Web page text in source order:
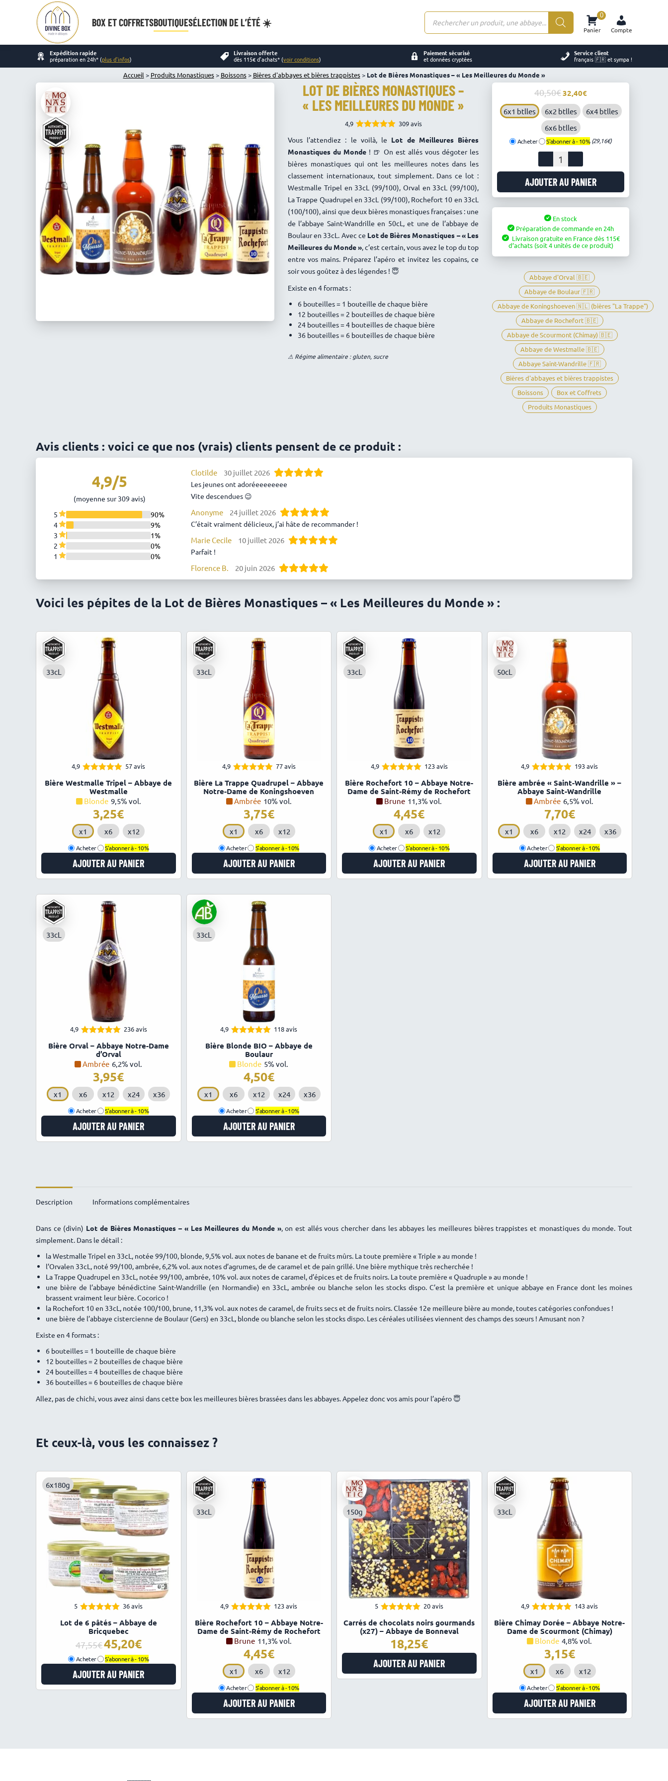
BOX ET COFFRETSBOUTIQUESÉLECTION DE L’ÉTÉ ☀️ Recherche
produits
Panier
0
Compte
Expédition rapide
préparation en 24h* (plus d'infos)
Livraison offerte
dès 115€ d'achats* (voir conditions)
Paiement sécurisé
et données cryptées
Service client
français 🇫🇷 et sympa !
Accueil > Produits Monastiques> Boissons> Bières d'abbayes et bières trappistes> Lot de Bières Monastiques – « Les Meilleures du Monde »
LOT DE BIÈRES MONASTIQUES –
« LES MEILLEURES DU MONDE »
4,9
Note 4.89
sur 5
309 avis
Vous l’attendiez : le voilà, le Lot de Meilleures Bières
Monastiques du Monde ! 🍺 On est allés vous dégoter les
bières monastiques qui ont les meilleures notes dans les
classement internationaux, tout simplement. Dans ce lot :
Westmalle Tripel en 33cL (99/100), Orval en 33cL (99/100),
La Trappe Quadrupel en 33cL (99/100), Rochefort 10 en 33cL
(100/100), ainsi que deux bières monastiques françaises : une
de l’abbaye Saint-Wandrille en 50cL, et une de l’abbaye de
Boulaur en 33cL. Avec ce Lot de Bières Monastiques – « Les
Meilleures du Monde », c’est certain, vous avez le top du top
entre vos mains. Préparez l’apéro et invitez les copains, ce
soir vous goûtez à des légendes ! 😇
Existe en 4 formats :
6 bouteilles = 1 bouteille de chaque bière
12 bouteilles = 2 bouteilles de chaque bière
24 bouteilles = 4 bouteilles de chaque bière
36 bouteilles = 6 bouteilles de chaque bière
⚠ Régime alimentaire : gluten, sucre
40,50€Le
prix
initial
était :
40,50€.
32,40€
prix
actuel
6x1 btlles 6x2 btlles
6x4 btlles
6x6 btlles
Acheter S'abonner à -10% (29,16€)
quantité
de
Lot
de
Bières
Monastiques
-
"Les
Meilleures
du
AJOUTER AU PANIER
En stock
Préparation de commande en 24h
Livraison gratuite en Francedès 115€
d’achats (soit 4 unités de ce produit)
Abbaye d'Orval 🇧🇪
Abbaye de Boulaur 🇫🇷
Abbaye de Koningshoeven 🇳🇱 (bières "La Trappe")
Abbaye de Rochefort 🇧🇪
Abbaye de Scourmont (Chimay) 🇧🇪
Abbaye de Westmalle 🇧🇪
Abbaye Saint-Wandrille 🇫🇷
Bières d'abbayes et bières trappistes
Boissons
Box et Coffrets
Produits Monastiques
Avis clients : voici ce que nos (vrais) clients pensent de ce produit :
4,9/5
(moyenne sur 309 avis)
5
90%
4
9%
3
1%
2
0%
1
0%
Clotilde 30 juillet 2026
Les jeunes ont adoréeeeeeeee
Vite descendues 😉
Anonyme 24 juillet 2026
C’était vraiment délicieux, j’ai hâte de recommander !
Marie Cecile 10 juillet 2026
Parfait !
Florence B. 20 juin 2026
Très bonnes bières
Florence Mailly
Un délice !
Très bien
caroline B. 29 mai 2026
Bières délicieuses 🤤
Charles-Albert Lathion
Excellent produits
Christophe Bosselut 18 avril 2026
Toutes excellentes!Et le petit livret est un piège pour nous donner envie d obtenir celles qui ne sont pas dans ce lot…
12 avril 2026
Voici les pépites de la Lot de Bières Monastiques – « Les Meilleures du Monde » :
33cL
4,9
Note 4.89
sur 5
57 avis
Bière Westmalle Tripel – Abbaye de
Westmalle
Blonde 9,5% vol.
3,25€
x1 x6 x12
Acheter S'abonner à -10%
AJOUTER AU PANIER
33cL
4,9
4.88
sur 5
77 avis
Bière La Trappe Quadrupel – Abbaye
Notre-Dame de Koningshoeven
Ambrée 10% vol.
3,75€
x1 x6 x12
Acheter S'abonner à -10%
AJOUTER AU PANIER
33cL
4,9
Note
sur 5
123 avis
Bière Rochefort 10 – Abbaye Notre-
Dame de Saint-Rémy de Rochefort
Brune 11,3% vol.
4,45€
x1 x6 x12
Acheter S'abonner à -10%
AJOUTER AU PANIER
50cL
4,9
Note 4.87
sur 5
193 avis
Bière ambrée « Saint-Wandrille » –
Abbaye Saint-Wandrille
Ambrée 6,5% vol.
7,70€
x1 x6 x12 x24 x36
Acheter S'abonner à -10%
AJOUTER AU PANIER
33cL
4,9
Note 4.93
sur 5
236 avis
Bière Orval – Abbaye Notre-Dame
d’Orval
Ambrée 6,2% vol.
3,95€
x1 x6 x12 x24 x36
Acheter S'abonner à -10%
AJOUTER AU PANIER
33cL
4,9
Note
sur 5
118 avis
Bière Blonde BIO – Abbaye de
Boulaur
Blonde 5% vol.
4,50€
x1 x6 x12 x24 x36
Acheter S'abonner à -10%
AJOUTER AU PANIER
Description Informations complémentaires
Dans ce (divin) Lot de Bières Monastiques – « Les Meilleures du Monde », on est allés vous chercher dans les abbayes les meilleures bières trappistes et monastiques du monde. Tout
simplement. Dans le détail :
la Westmalle Tripel en 33cL, notée 99/100, blonde, 9,5% vol. aux notes de banane et de fruits mûrs. La toute première « Triple » au monde !
l’Orvalen 33cL, noté 99/100, ambrée, 6,2% vol. aux notes d’agrumes, de de caramel et de pain grillé. Une bière mythique très recherchée !
La Trappe Quadrupel en 33cL, notée 99/100, ambrée, 10% vol. aux notes de caramel, d’épices et de fruits noirs. La toute première « Quadruple » au monde !
une bière de l’abbaye bénédictine Saint-Wandrille (en Normandie) en 33cL, ambrée ou blanche selon les stocks dispo. C’est la première et unique abbaye en France dont les moines
brassent vraiment leur bière. Cocorico !
la Rochefort 10 en 33cL, notée 100/100, brune, 11,3% vol. aux notes de caramel, de fruits secs et de fruits noirs. Classée 12e meilleure bière au monde, toutes catégories confondues !
une bière de l’abbaye cistercienne de Boulaur (Gers) en 33cL, blonde ou blanche selon les stocks dispo. Les céréales utilisées viennent des champs des sœurs ! Amusant non ?
Existe en 4 formats :
6 bouteilles = 1 bouteille de chaque bière
12 bouteilles = 2 bouteilles de chaque bière
24 bouteilles = 4 bouteilles de chaque bière
36 bouteilles = 6 bouteilles de chaque bière
Allez, pas de chichi, vous avez ainsi dans cette box les meilleures bières brassées dans les abbayes. Appelez donc vos amis pour l’apéro 😇
Et ceux-là, vous les connaissez ?
6x180g
5
Note 4.97
sur 5
36 avis
Lot de 6 pâtés – Abbaye de
Bricquebec
47,55€Le
prix
initial
était :
47,55€.
45,20€Le
prix
actuel
est :
45,20€.
Acheter S'abonner à -10%
AJOUTER AU PANIER
33cL
4,9
Note
sur 5
123 avis
Bière Rochefort 10 – Abbaye Notre-
Dame de Saint-Rémy de Rochefort
Brune 11,3% vol.
4,45€
x1 x6 x12
Acheter S'abonner à -10%
AJOUTER AU PANIER
150g
5
Note4.95
sur 5
20 avis
Carrés de chocolats noirs gourmands
(x27) – Abbaye de Bonneval
18,25€
AJOUTER AU PANIER
33cL
4,9
4.89
sur 5
143 avis
Bière Chimay Dorée – Abbaye Notre-
Dame de Scourmont (Chimay)
Blonde 4,8% vol.
3,15€
x1 x6 x12
Acheter S'abonner à -10%
AJOUTER AU PANIER